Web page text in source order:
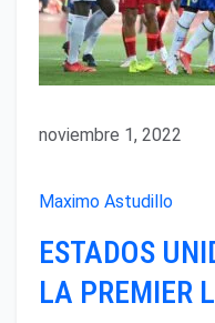
noviembre 1, 2022
Maximo Astudillo
ESTADOS
LA PREMIER